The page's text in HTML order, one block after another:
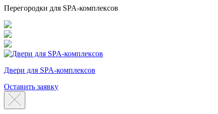
Перегородки для SPA-комплексов
Двери для SPA-комплексов
Оставить заявку